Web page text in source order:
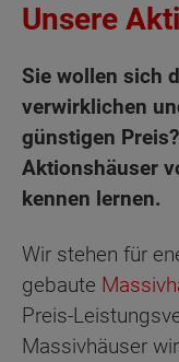
Unsere
Sie wollen sich
verwirklichen
günstigen
Aktionshäuser
kennen lernen.
Wir stehen für
gebaute
Preis-
Massivhäuser